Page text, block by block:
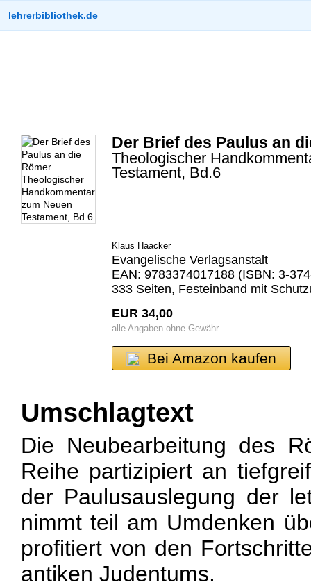
lehrerbibliothek.de
Der Brief des Paulus an
Theologischer
Testament, Bd.6
Klaus Haacker
Evangelische Verlagsanstalt
EAN: 9783374017188 (ISBN: 3-
333 Seiten, Festeinband mit
EUR 34,00
alle Angaben ohne Gewähr
Bei Amazon kaufen
Umschlagtext
Die Neubearbeitung des
Reihe partizipiert an
der Paulusauslegung der
nimmt teil am Umdenken
profitiert von den
antiken Judentums.